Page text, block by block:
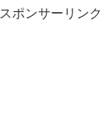
スポンサーリンク